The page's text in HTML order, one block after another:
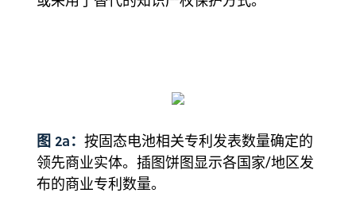
图 2a： 按固态电池相关专利发表数量确定的
领先商业实体。插图饼图显示各国家/地区发
布的商业专利数量。